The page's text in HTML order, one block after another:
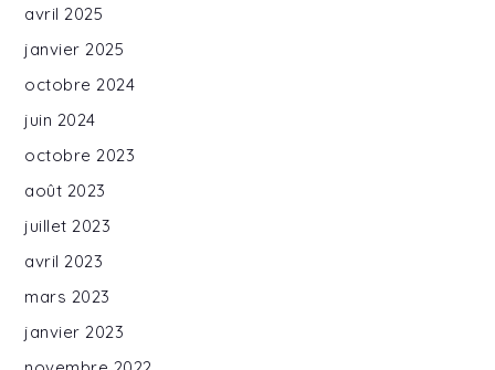
avril 2025
janvier 2025
octobre 2024
juin 2024
octobre 2023
août 2023
juillet 2023
avril 2023
mars 2023
janvier 2023